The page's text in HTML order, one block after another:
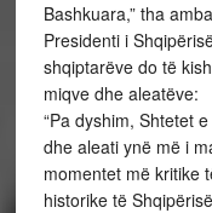
Bashkuara,” tha
Presidenti i
shqiptarëve do të
miqve dhe aleatëve:
“Pa dyshim, Shtetet
dhe aleati ynë më i
momentet më kritike
historike të